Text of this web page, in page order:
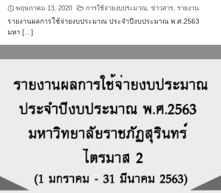
พฤษภาคม 13, 2020 การใช้จ่ายงบประมาณ, ข่าวสาร, รายงาน
รายงานผลการใช้จ่ายงบประมาณ ประจำปีงบประมาณ พ.ศ.2563
มหา […]